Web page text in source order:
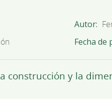
Autor
Fecha de
construcción y la